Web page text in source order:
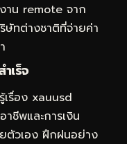
าน remote จาก
ษัทต่างชาติที่จ่ายค่า
เร็จ
เรื่อง xauusd
าชีพและการเงิน
ตัวเอง ฝึกฝนอย่าง